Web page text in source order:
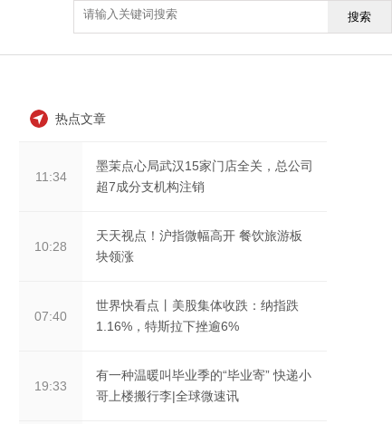
搜索
热点文章
11:34
墨茉点心局武汉15家门店全关，总公司
超7成分支机构注销
10:28
天天视点！沪指微幅高开 餐饮旅游板
块领涨
07:40
世界快看点丨美股集体收跌：纳指跌
1.16%，特斯拉下挫逾6%
19:33
有一种温暖叫毕业季的“毕业寄” 快递小
哥上楼搬行李|全球微速讯